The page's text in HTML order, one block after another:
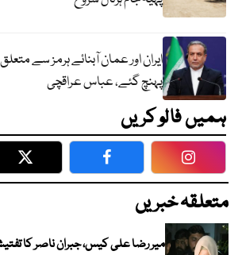
ایران اور عمان آبنائے ہرمز سے
پہنچ گئے، عباس عراقچی
ہمیں فالو کریں
Twitter Facebook
متعلقہ خبریں
میر رضا علی کیس، جبران ناصر کا